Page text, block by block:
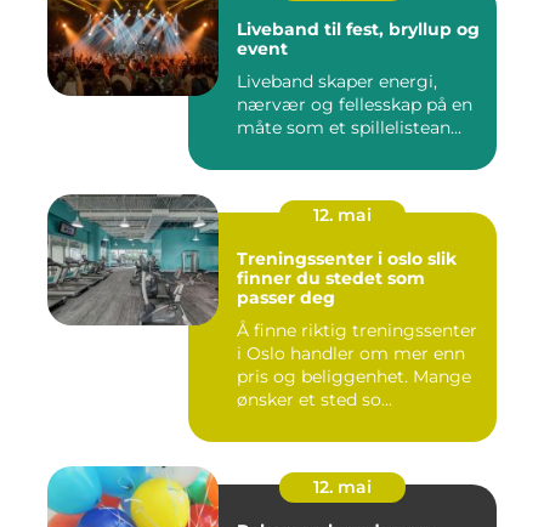
Liveband til fest, bryllup og
event
Liveband skaper energi,
nærvær og fellesskap på en
måte som et spillelistean...
12. mai
Treningssenter i oslo slik
finner du stedet som
passer deg
Å finne riktig treningssenter
i Oslo handler om mer enn
pris og beliggenhet. Mange
ønsker et sted so...
12. mai